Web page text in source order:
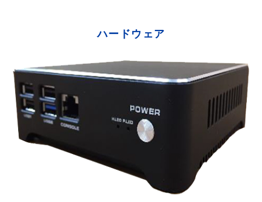
ハードウェア